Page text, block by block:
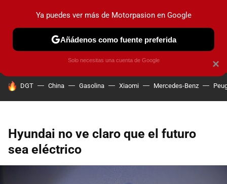
PRUEBAS COCHES ELÉCTRICOS OBSERVATORIO
HOY SE HABLA DE
DGT China Gasolina Xiaomi Mercedes-Benz
Hyundai no ve claro que el futuro
sea eléctrico
×
Ya puedes ver más de Motorpasion en Google
Añádenos como fuente preferida
Solo necesitas una cuenta de Google